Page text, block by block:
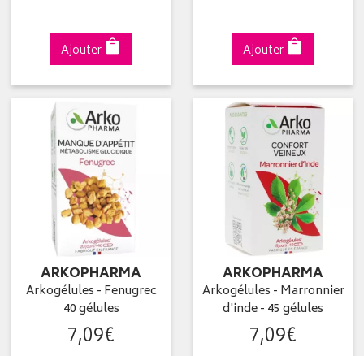
Ajouter Ajouter
ARKOPHARMA
Arkogélules - Fenugrec
40 gélules
7,09€
ARKOPHARMA
Arkogélules - Marronnier
d'inde - 45 gélules
7,09€